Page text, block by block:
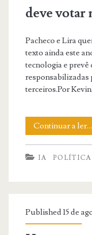
deve votar
Pacheco e Lira
texto ainda este
tecnologia e prevê
responsabilizadas
terceiros.Por
Continuar a ler…
IA POLÍTICA
Published 15 de